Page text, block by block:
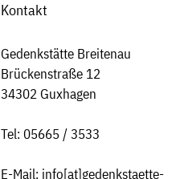
Kontakt
Gedenkstätte Breitenau
Brückenstraße 12
34302 Guxhagen
Tel: 05665 / 3533
E-Mail: info[at]gedenkstaette-